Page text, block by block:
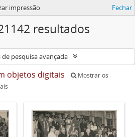
impressão Fechar
resultados
de pesquisa avançada
objetos digitais
Mostrar os